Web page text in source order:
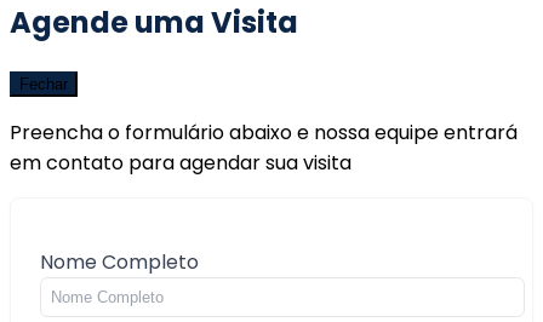
Agende uma Visita
Fechar
Preencha o formulário abaixo e nossa equipe entrará
em contato para agendar sua visita
Nome Completo